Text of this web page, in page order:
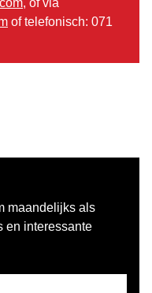
, of via
of telefonisch: 071
maandelijks als
en interessante